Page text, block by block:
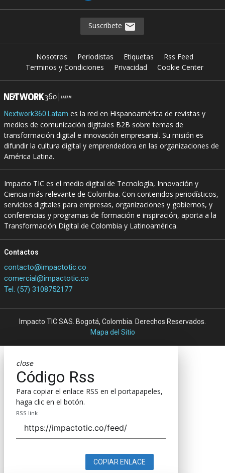
Suscríbete
Nosotros Periodistas Etiquetas
Rss Feed
Terminos y Condiciones
Privacidad Cookie Center
Nextwork360 Latam es la red en Hispanoamérica de revistas y
medios de comunicación digitales B2B sobre temas de
transformación digital e innovación empresarial. Su misión es
difundir la cultura digital y emprendedora en las organizaciones de
América Latina.
Impacto TIC es el medio digital de Tecnología, Innovación y
Ciencia más relevante de Colombia. Con contenidos periodísticos,
servicios digitales para empresas, organizaciones y gobiernos, y
conferencias y programas de formación e inspiración, aporta a la
Transformación Digital de Colombia y Latinoamérica.
Contactos
contacto@impactotic.co
comercial@impactotic.co
Tel. (57) 3108752177
Impacto TIC SAS. Bogotá, Colombia. Derechos Reservados.
Mapa del Sitio
close
Código Rss
Para copiar el enlace RSS en el portapapeles,
haga clic en el botón.
RSS link
COPIAR ENLACE